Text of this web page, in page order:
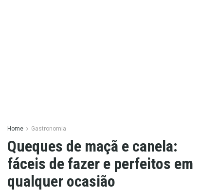
Home Gastronomia
Queques de maçã e canela:
fáceis de fazer e perfeitos em
qualquer ocasião